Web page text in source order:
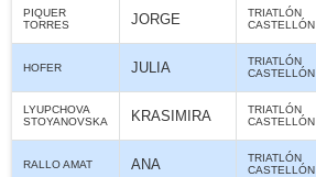
PIQUER
TORRES
JORGE
TRIATLÓN
CASTELLÓN
HOFER JULIA
TRIATLÓN
CASTELLÓN
LYUPCHOVA
STOYANOVSKA
KRASIMIRA
TRIATLÓN
CASTELLÓN
RALLO AMAT ANA
TRIATLÓN
CASTELLÓN